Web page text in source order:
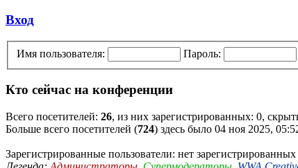
Вход
Имя пользователя: Пароль:
Кто сейчас на конференции
Всего посетителей: 26, из них зарегистрированных: 0,
Больше всего посетителей (724) здесь было 04 ноя 2025,
Зарегистрированные пользователи: нет зарегистрированных